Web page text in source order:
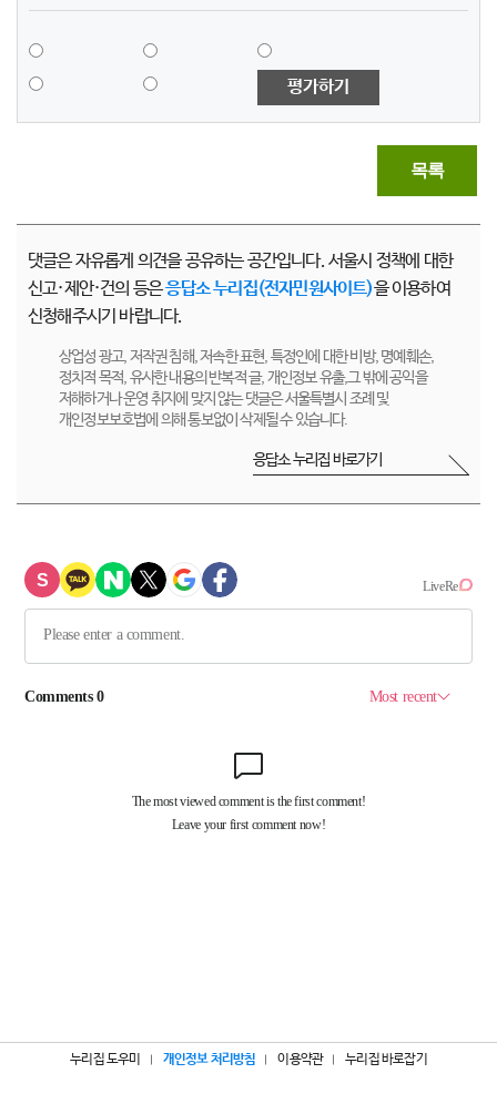
평가하기
목록
댓글은 자유롭게 의견을 공유하는 공간입니다. 서울시 정책에 대한
신고·제안·건의 등은응답소 누리집(전자민원사이트)을 이용하여
신청해주시기 바랍니다.
상업성 광고, 저작권 침해, 저속한 표현, 특정인에 대한 비방, 명예훼손,
정치적 목적, 유사한 내용의 반복적 글, 개인정보 유출,그 밖에 공익을
저해하거나 운영 취지에 맞지 않는 댓글은 서울특별시 조례 및
개인정보보호법에 의해 통보없이 삭제될 수 있습니다.
응답소 누리집 바로가기
누리집 도우미 개인정보 처리방침 이용약관 누리집 바로잡기